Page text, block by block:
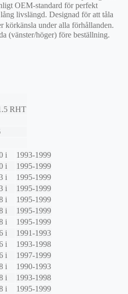
OEM-standard för perfekt
livslängd. Designad för att tåla
körkänsla under alla förhållanden.
(vänster/höger) före beställning.
RHT
i
1993-1999
i
1995-1999
i
1995-1999
i
1995-1999
i
1995-1999
i
1995-1999
i
1995-1999
i
1991-1993
i
1993-1998
i
1997-1999
i
1990-1993
i
1993-1998
i
1995-1999